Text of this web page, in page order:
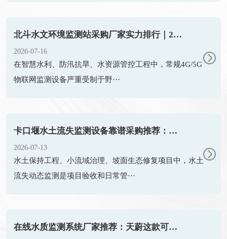
北斗水文环境监测站采购厂家实力排行｜2026靠谱品牌优选
2026-07-16
在智慧水利、防汛抗旱、水资源管控工程中，常规4G/5G
物联网监测设备严重受制于野···
卡口堰水土流失监测设备靠谱采购推荐：天蔚TW-KKY2
2026-07-13
水土保持工程、小流域治理、坡面生态修复项目中，水土
流失动态监测是项目验收和日常管···
在线水质监测系统厂家推荐：天蔚这款可按需选配 COD、氨氮、浊度传感器